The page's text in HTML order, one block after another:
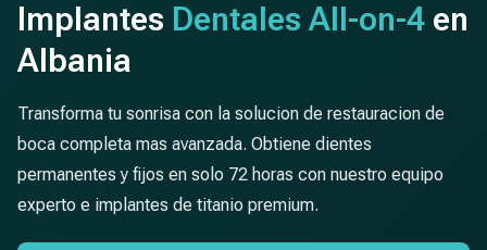
Implantes Dentales All-on-4 en
Albania
Transforma tu sonrisa con la solucion de restauracion de
boca completa mas avanzada. Obtiene dientes
permanentes y fijos en solo 72 horas con nuestro equipo
experto e implantes de titanio premium.